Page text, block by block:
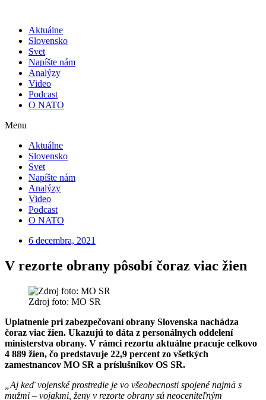
contentAktuálne
Slovensko
Svet
Napíšte nám
Analýzy
Video
Podcast
O NATO
Menu
Aktuálne
Slovensko
Svet
Napíšte nám
Analýzy
Video
Podcast
O NATO
6 decembra, 2021
V rezorte obrany pôsobí čoraz viac žien
Zdroj foto: MO SR
Uplatnenie pri zabezpečovaní obrany Slovenska nachádza
čoraz viac žien. Ukazujú to dáta z personálnych oddelení
ministerstva obrany. V rámci rezortu aktuálne pracuje celkovo
4 889 žien, čo predstavuje 22,9 percent zo všetkých
zamestnancov MO SR a príslušníkov OS SR.
Aj keď vojenské prostredie je vo všeobecnosti spojené najmä s
mužmi – vojakmi, ženy v rezorte obrany sú neoceniteľným